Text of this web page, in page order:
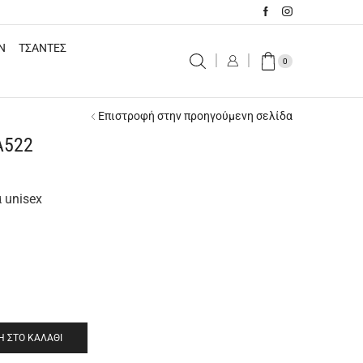
ΤΣΑΝΤΕΣ
0
Επιστροφή στην προηγούμενη σελίδα
unisex
ΚΑΛΆΘΙ